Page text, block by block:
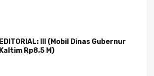
EDITORIAL: III (Mobil Dinas Gubernur
Kaltim Rp8,5 M)